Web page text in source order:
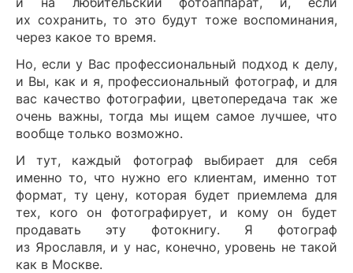
их сохранить, то это будут тоже воспоминания,
через какое то время.
Но, если у Вас профессиональный подход к делу,
и Вы, как и я, профессиональный фотограф, и для
вас качество фотографии, цветопередача так же
очень важны, тогда мы ищем самое лучшее, что
вообще только возможно.
И тут, каждый фотограф выбирает для себя
именно то, что нужно его клиентам, именно тот
формат, ту цену, которая будет приемлема для
тех, кого он фотографирует, и кому он будет
продавать эту фотокнигу. Я фотограф
из Ярославля, и у нас, конечно, уровень не такой
как в Москве.